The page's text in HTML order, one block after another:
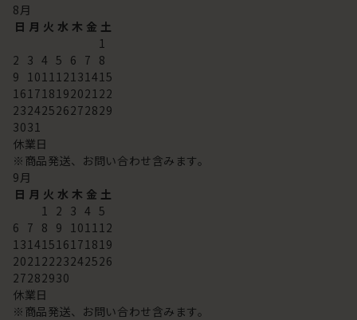
8 月
日 月 火 水 木 金 土
1
2 3 4 5 6 7 8
9
10 11 12 13 14 15
16 17 18 192021 22
23242526272829
3031
休業日
※商品発送、お問い合わせ含みます。
9 月
日 月 火 水 木 金 土
1
2 3 4 5
6 7 8 9 10 11 12
13 14 15 16 17 18 19
2021 2223242526
27282930
休業日
※商品発送、お問い合わせ含みます。